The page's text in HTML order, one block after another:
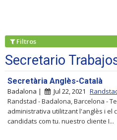
Filtros
Secretario
Secretària Anglès-Català
Badalona | Jul 22, 2021
Randstad - Badalona, Barcelona -
administrativa utilitzant l'anglès i el
candidats com tu. nuestro cliente I...